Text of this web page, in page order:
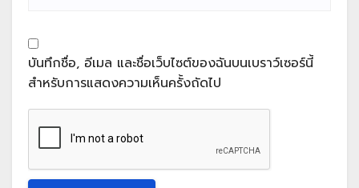
บันทึกชื่อ, อีเมล และชื่อเว็บไซต์ของฉันบนเบราว์เซอร์นี้
สำหรับการแสดงความเห็นครั้งถัดไป